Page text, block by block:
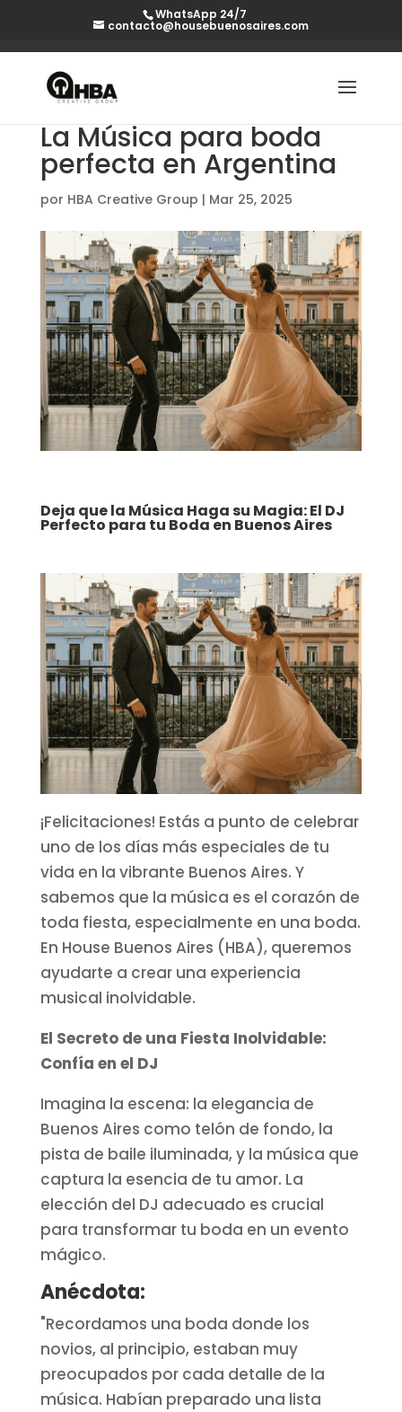
WhatsApp 24/7
contacto@housebuenosaires.com
La Música para boda
perfecta en Argentina
por HBA Creative Group | Mar 25, 2025
Deja que la Música Haga su Magia: El DJ
Perfecto para tu Boda en Buenos Aires
¡Felicitaciones! Estás a punto de celebrar
uno de los días más especiales de tu
vida en la vibrante Buenos Aires. Y
sabemos que la música es el corazón de
toda fiesta, especialmente en una boda.
En House Buenos Aires (HBA), queremos
ayudarte a crear una experiencia
musical inolvidable.
El Secreto de una Fiesta Inolvidable:
Confía en el DJ
Imagina la escena: la elegancia de
Buenos Aires como telón de fondo, la
pista de baile iluminada, y la música que
captura la esencia de tu amor. La
elección del DJ adecuado es crucial
para transformar tu boda en un evento
mágico.
Anécdota:
"Recordamos una boda donde los
novios, al principio, estaban muy
preocupados por cada detalle de la
música. Habían preparado una lista